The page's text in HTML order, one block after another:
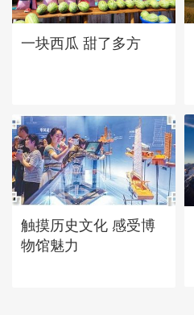
一块西瓜 甜了多方
触摸历史文化 感受博
物馆魅力